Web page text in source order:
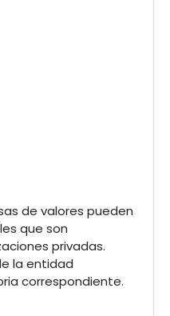
de valores pueden
que son
privadas.
la entidad
correspondiente.